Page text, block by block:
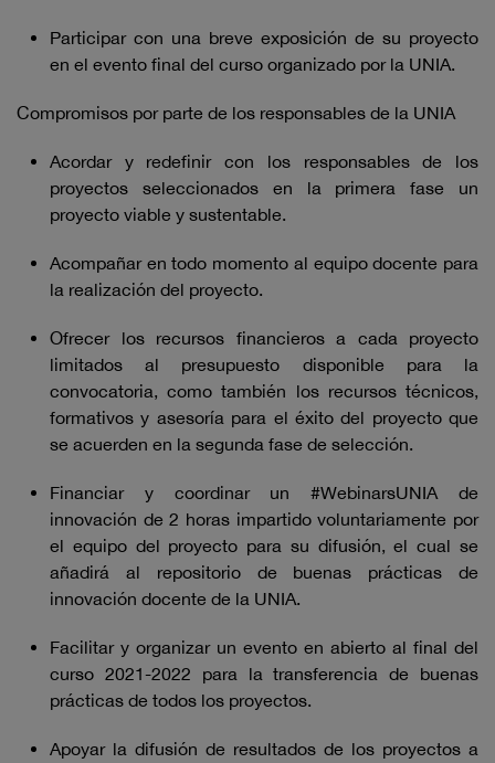
Participar con una breve exposición de su proyecto
en el evento final del curso organizado por la UNIA.
Compromisos por parte de los responsables de la UNIA
Acordar y redefinir con los responsables de los
proyectos seleccionados en la primera fase un
proyecto viable y sustentable.
Acompañar en todo momento al equipo docente para
la realización del proyecto.
Ofrecer los recursos financieros a cada proyecto
limitados al presupuesto disponible para la
convocatoria, como también los recursos técnicos,
formativos y asesoría para el éxito del proyecto que
se acuerden en la segunda fase de selección.
Financiar y coordinar un #WebinarsUNIA de
innovación de 2 horas impartido voluntariamente por
el equipo del proyecto para su difusión, el cual se
añadirá al repositorio de buenas prácticas de
innovación docente de la UNIA.
Facilitar y organizar un evento en abierto al final del
curso 2021-2022 para la transferencia de buenas
prácticas de todos los proyectos.
Apoyar la difusión de resultados de los proyectos a